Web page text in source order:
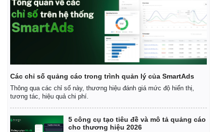
Các chỉ số quảng cáo trong trình quản lý của SmartAds
Thông qua các chỉ số này, thương hiệu đánh giá mức độ hiển thị,
tương tác, hiệu quả chi phí.
5 công cụ tạo tiêu đề và mô tả quảng cáo
cho thương hiệu 2026